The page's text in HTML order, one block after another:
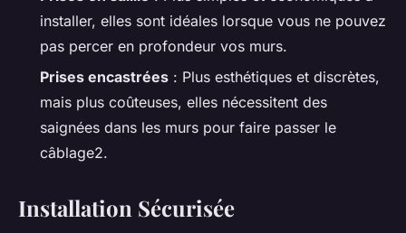
installer, elles sont idéales lorsque vous ne pouvez
pas percer en profondeur vos murs.
Prises encastrées : Plus esthétiques et discrètes,
mais plus coûteuses, elles nécessitent des
saignées dans les murs pour faire passer le
câblage2.
Installation Sécurisée